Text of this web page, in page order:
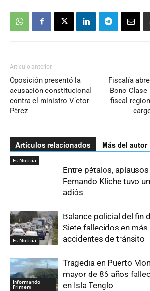
Artículo anterior
Oposición presentó la
acusación constitucional
contra el ministro Víctor
Pérez
Fiscalía
Bono Clase
fiscal
Artículos relacionados Más del autor
Es Noticia
Entre pétalos,
Fernando Kliche tuvo
adiós
Es Noticia
Balance policial del fin
Siete fallecidos en más
accidentes de tránsito
Informando
Primero
Tragedia en Puerto
mayor de 86 años
en Isla Tenglo